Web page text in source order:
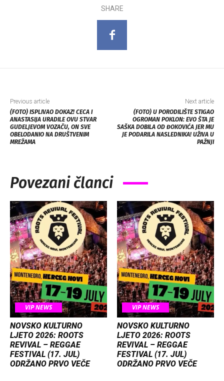
SHARE
Previous article
(FOTO) ISPLIVAO DOKAZ! CECA I
ANASTASIJA URADILE OVU STVAR
GUDELJEVOM VOZAČU, ON SVE
OBELODANIO NA DRUŠTVENIM
MREŽAMA
Next article
(FOTO) U PORODILIŠTE STIGAO
OGROMAN POKLON: EVO ŠTA JE
SAŠKA DOBILA OD ĐOKOVIĆA JER MU
JE PODARILA NASLEDNIKA! UŽIVA U
PAŽNJI
Povezani članci
VIP NEWS
NOVSKO KULTURNO
LJETO 2026: ROOTS
REVIVAL – REGGAE
FESTIVAL (17. JUL)
ODRŽANO PRVO VEČE
VIP NEWS
NOVSKO KULTURNO
LJETO 2026: ROOTS
REVIVAL – REGGAE
FESTIVAL (17. JUL)
ODRŽANO PRVO VEČE